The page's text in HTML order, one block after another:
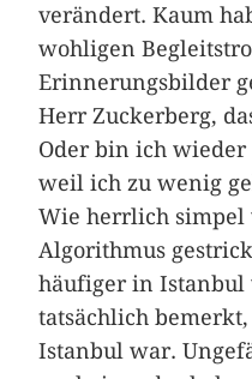
verändert. Kaum
wohligen
Erinnerungsbilder
Herr Zuckerberg,
Oder bin ich
weil ich zu wenig
Wie herrlich simpel
Algorithmus
häufiger in Istanbul
tatsächlich
Istanbul war.